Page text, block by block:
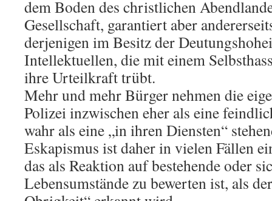
dem Boden des christlichen
Gesellschaft, garantiert aber
derjenigen im Besitz der
Intellektuellen, die mit einem
ihre Urteilkraft trübt.
Mehr und mehr Bürger nehmen die
Polizei inzwischen eher als eine
wahr als eine „in ihren Diensten“
Eskapismus ist daher in vielen Fällen
das als Reaktion auf bestehende oder
Lebensumstände zu bewerten ist, als